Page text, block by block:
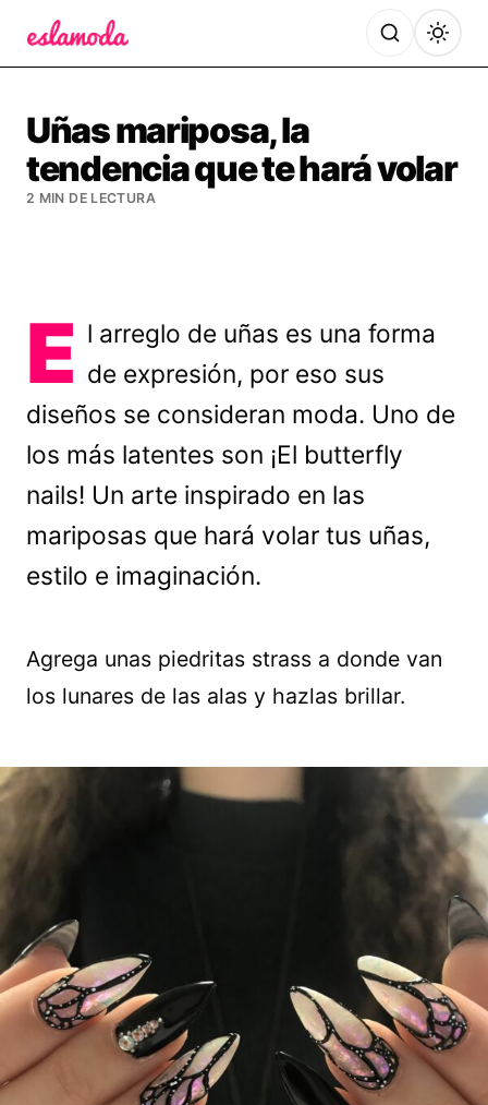
Uñas mariposa, la
tendencia que te hará volar
2 MIN DE LECTURA
E l arreglo de uñas es una forma
de expresión, por eso sus
diseños se consideran moda. Uno de
los más latentes son ¡El butterfly
nails! Un arte inspirado en las
mariposas que hará volar tus uñas,
estilo e imaginación.
Agrega unas piedritas strass a donde van
los lunares de las alas y hazlas brillar.